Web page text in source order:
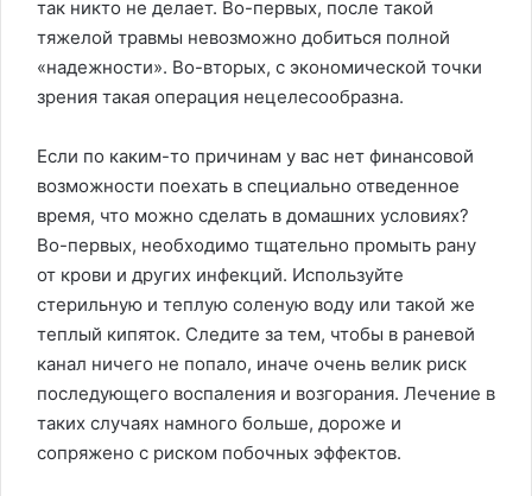
так никто не делает. Во-первых, после такой
тяжелой травмы невозможно добиться полной
«надежности». Во-вторых, с экономической точки
зрения такая операция нецелесообразна.
Если по каким-то причинам у вас нет финансовой
возможности поехать в специально отведенное
время, что можно сделать в домашних условиях?
Во-первых, необходимо тщательно промыть рану
от крови и других инфекций. Используйте
стерильную и теплую соленую воду или такой же
теплый кипяток. Следите за тем, чтобы в раневой
канал ничего не попало, иначе очень велик риск
последующего воспаления и возгорания. Лечение в
таких случаях намного больше, дороже и
сопряжено с риском побочных эффектов.